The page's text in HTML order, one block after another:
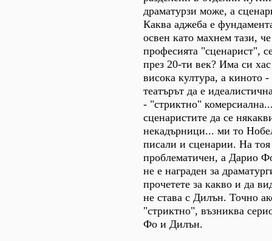
драматурзи може, а
Каква аджеба е
освен като махнем тази,
професията "сценарист",
през 20-ти век? Има си хас
висока култура, а киното
театърът да е
- "стриктно"
сценаристите да се
некадърници... ми то
писали и сценарии. На
проблематичен, а Дарио
не е награден за
прочетете за какво и да
не става с Дилън. Точно
"стриктно", възниква
Фо и Дилън.